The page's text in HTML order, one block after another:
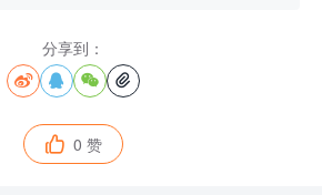
分享到：
   
 0 赞